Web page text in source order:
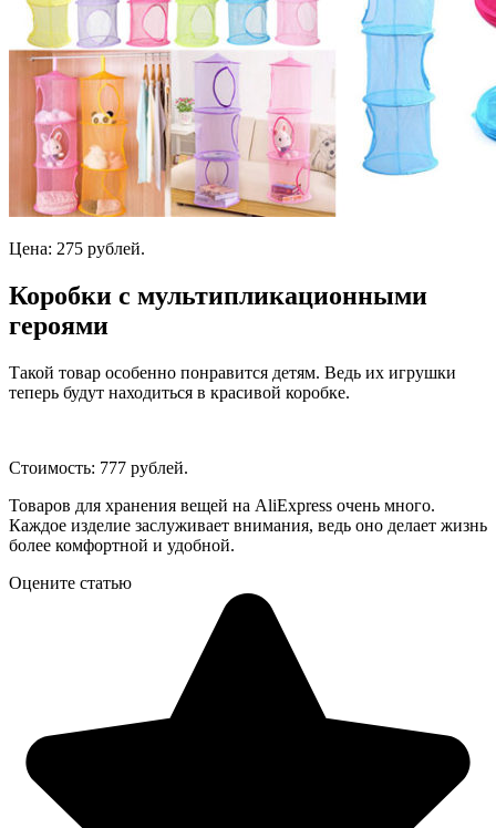
Цена: 275 рублей.
Коробки с мультипликационными
героями
Такой товар особенно понравится детям. Ведь их игрушки
теперь будут находиться в красивой коробке.
Стоимость: 777 рублей.
Товаров для хранения вещей на AliExpress очень много.
Каждое изделие заслуживает внимания, ведь оно делает жизнь
более комфортной и удобной.
Оцените статью